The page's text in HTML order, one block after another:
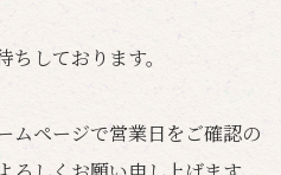
しております。
ムページで営業日をご確認の